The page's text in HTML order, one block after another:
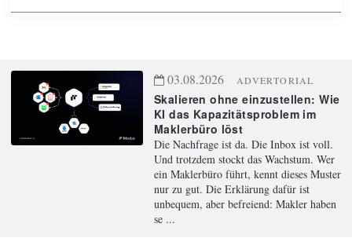
03.08.2026 ADVERTORIAL
Skalieren ohne einzustellen: Wie
KI das Kapazitätsproblem im
Maklerbüro löst
Die Nachfrage ist da. Die Inbox ist voll.
Und trotzdem stockt das Wachstum. Wer
ein Maklerbüro führt, kennt dieses Muster
nur zu gut. Die Erklärung dafür ist
unbequem, aber befreiend: Makler haben
se ...